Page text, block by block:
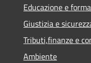
Educazione e
Giustizia e
Tributi,finanze e
Ambiente